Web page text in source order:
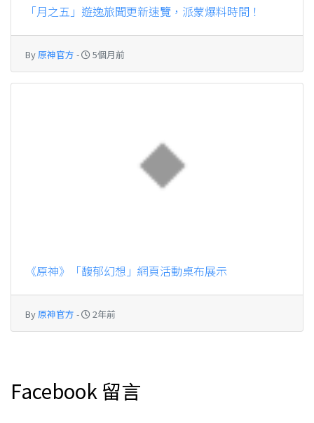
「月之五」遊逸旅聞更新速覽，派蒙爆料時間！
By 原神官方 - 5個月前
《原神》「馥郁幻想」網頁活動桌布展示
By 原神官方 - 2年前
Facebook 留言